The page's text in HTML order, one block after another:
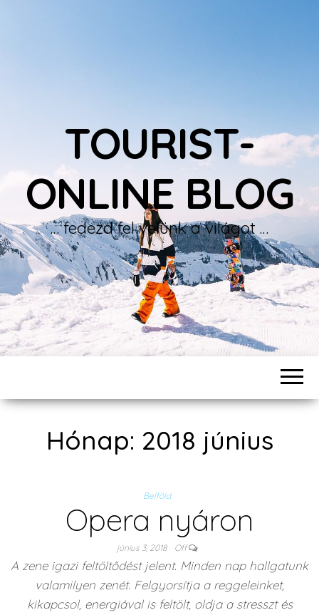
TOURIST-
ONLINE BLOG
… fedezd fel velünk a világot …
Hónap: 2018 június
Belföld
Opera nyáron
június 3, 2018 Off
A zene igazi feltöltődést jelent. Minden nap hallgatunk
valamilyen zenét. Felgyorsítja a reggeleinket,
kikapcsol, energiával is feltölt, oldja a stresszt és